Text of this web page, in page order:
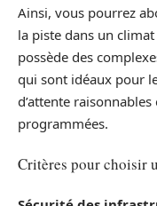
Ainsi, vous pourrez
la piste dans un
possède des
qui sont idéaux pour
d’attente
programmées.
Critères pour choisir